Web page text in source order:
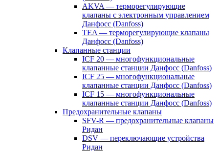
AKVA — терморегулирующие
клапаны с электронным управлением
Данфосс (Danfoss)
TEA — терморегулирующие клапаны
Данфосс (Danfoss)
Клапанные станции
ICF 20 — многофункциональные
клапанные станции Данфосс (Danfoss)
ICF 25 — многофункциональные
клапанные станции Данфосс (Danfoss)
ICF 15 — многофункциональные
клапанные станции Данфосс (Danfoss)
Предохранительные клапаны
SFV-R — предохранительные клапаны
Ридан
DSV — переключающие устройства
Ридан